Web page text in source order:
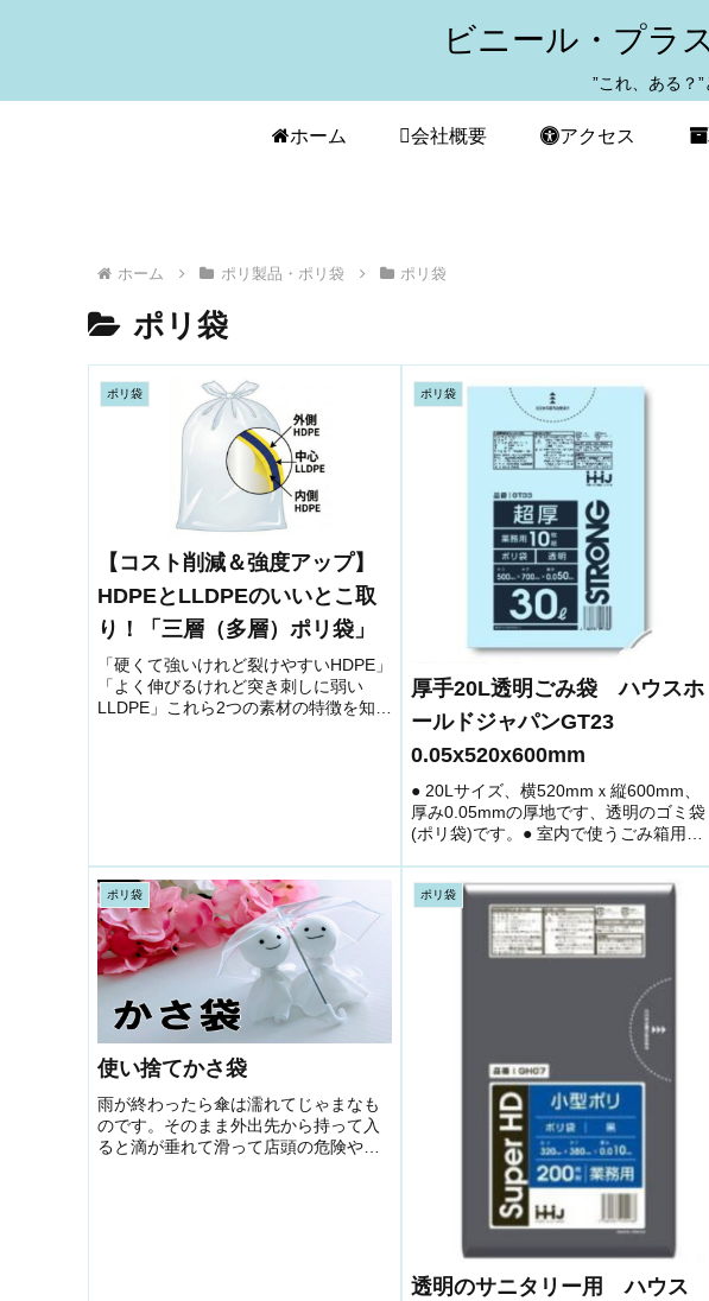
ビニール・プラ
”これ、ある？
ホーム 会社概要 アクセス
ホーム ポリ製品・ポリ袋 ポリ袋
ポリ袋
ポリ袋
【コスト削減＆強度アップ】
HDPEとLLDPEのいいとこ取
り！「三層（多層）ポリ袋」
「硬くて強いけれど裂けやすいHDPE」
「よく伸びるけれど突き刺しに弱い
LLDPE」これら2つの素材の特徴を知
ポリ袋
厚手20L透明ごみ袋 ハウスホ
ールドジャパンGT23
0.05x520x600mm
● 20Lサイズ、横520mmｘ縦600mm、
厚み0.05mmの厚地です、透明のゴミ袋
(ポリ袋)です。● 室内で使うごみ箱用と
柔らかな材質で柔軟性に優れ、伸びに
ポリ袋
使い捨てかさ袋
雨が終わったら傘は濡れてじゃまなも
のです。そのまま外出先から持って入
ると滴が垂れて滑って店頭の危険や、
ポリ袋
透明のサニタリー用 ハウス